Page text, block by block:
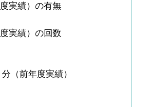
実績）の有無
実績）の回数
（前年度実績）